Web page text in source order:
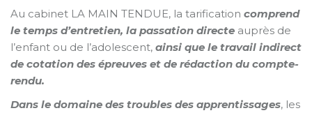
Au cabinet LA MAIN TENDUE, la tarification comprend
le temps d’entretien, la passation directe auprès de
l’enfant ou de l’adolescent, ainsi que le travail indirect
de cotation des épreuves et de rédaction du compte-
rendu.
Dans le domaine des troubles des apprentissages, les